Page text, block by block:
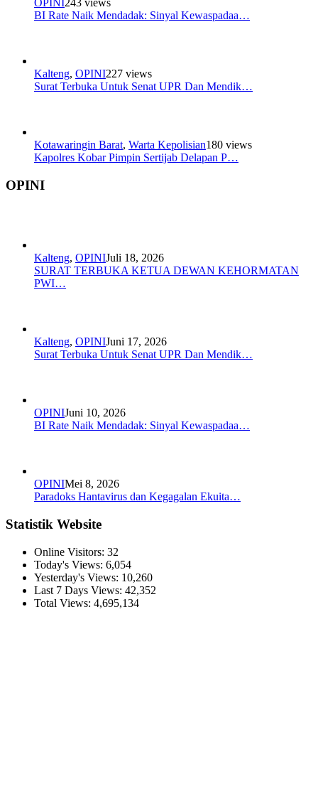
BI Rate Naik Mendadak: Sinyal Kewaspadaa…
Kalteng, OPINI227 views
Surat Terbuka Untuk Senat UPR Dan Mendik…
Kotawaringin Barat, Warta Kepolisian180 views
Kapolres Kobar Pimpin Sertijab Delapan P…
OPINI
Kalteng, OPINIJuli 18, 2026
SURAT TERBUKA KETUA DEWAN KEHORMATAN
PWI…
Kalteng, OPINIJuni 17, 2026
Surat Terbuka Untuk Senat UPR Dan Mendik…
OPINIJuni 10, 2026
BI Rate Naik Mendadak: Sinyal Kewaspadaa…
OPINIMei 8, 2026
Paradoks Hantavirus dan Kegagalan Ekuita…
Statistik Website
Online Visitors: 32
Today's Views: 6,054
Yesterday's Views: 10,260
Last 7 Days Views: 42,352
Total Views: 4,695,134